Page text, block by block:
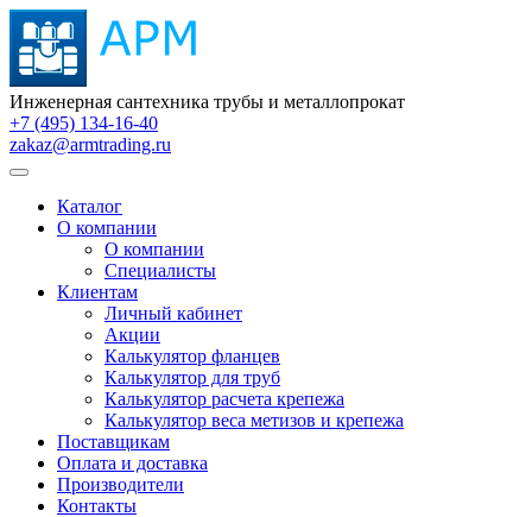
Инженерная сантехника трубы и металлопрокат
+7 (495) 134-16-40
zakaz@armtrading.ru
Каталог
О компании
О компании
Специалисты
Клиентам
Личный кабинет
Акции
Калькулятор фланцев
Калькулятор для труб
Калькулятор расчета крепежа
Калькулятор веса метизов и крепежа
Поставщикам
Оплата и доставка
Производители
Контакты